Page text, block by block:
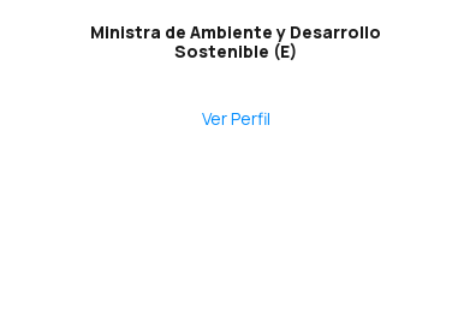
Ministra de Ambiente y Desarrollo
Sostenible (E)
Ver Perfil